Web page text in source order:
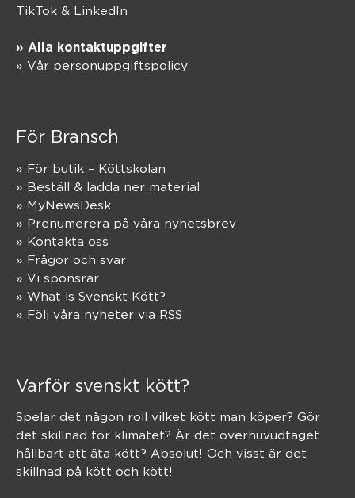
TikTok & LinkedIn
» Alla kontaktuppgifter
» Vår personuppgiftspolicy
För Bransch
» För butik – Köttskolan
» Beställ & ladda ner material
» MyNewsDesk
» Prenumerera på våra nyhetsbrev
» Kontakta oss
» Frågor och svar
» Vi sponsrar
» What is Svenskt Kött?
» Följ våra nyheter via RSS
Varför svenskt kött?
Spelar det någon roll vilket kött man köper? Gör
det skillnad för klimatet? Är det överhuvudtaget
hållbart att äta kött? Absolut! Och visst är det
skillnad på kött och kött!